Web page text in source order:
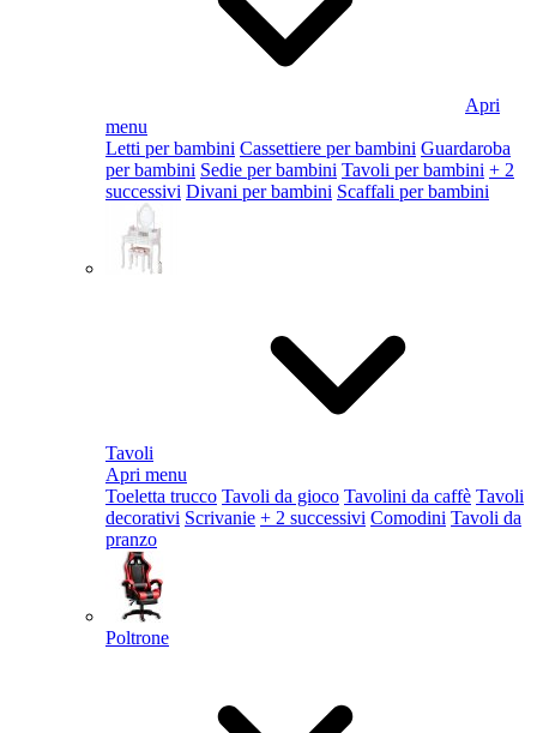
Apri
menu
Letti per bambini Cassettiere per bambini Guardaroba
per bambini Sedie per bambini Tavoli per bambini + 2
successivi Divani per bambini Scaffali per bambini
Tavoli
Apri menu
Toeletta trucco Tavoli da gioco Tavolini da caffè Tavoli
decorativi Scrivanie + 2 successivi Comodini Tavoli da
pranzo
Poltrone